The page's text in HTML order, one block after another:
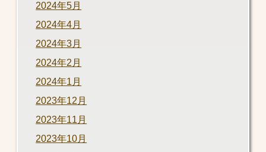
2024年5月
2024年4月
2024年3月
2024年2月
2024年1月
2023年12月
2023年11月
2023年10月